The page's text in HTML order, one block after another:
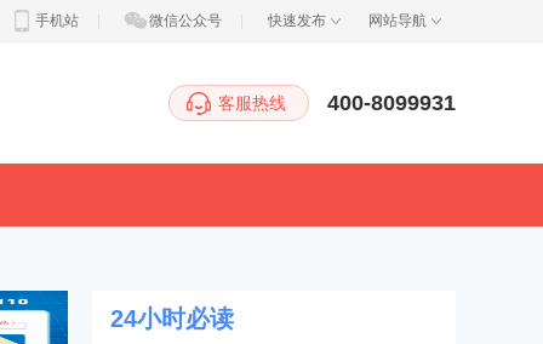
手机站 微信公众号 快速发布 网站导航
客服热线 400-8099931
24小时必读